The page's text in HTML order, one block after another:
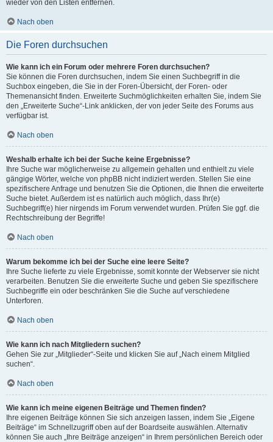
wieder von den Listen entfernen.
Nach oben
Die Foren durchsuchen
Wie kann ich ein Forum oder mehrere Foren durchsuchen?
Sie können die Foren durchsuchen, indem Sie einen Suchbegriff in die
Suchbox eingeben, die Sie in der Foren-Übersicht, der Foren- oder
Themenansicht finden. Erweiterte Suchmöglichkeiten erhalten Sie, indem Sie
den „Erweiterte Suche“-Link anklicken, der von jeder Seite des Forums aus
verfügbar ist.
Nach oben
Weshalb erhalte ich bei der Suche keine Ergebnisse?
Ihre Suche war möglicherweise zu allgemein gehalten und enthielt zu viele
gängige Wörter, welche von phpBB nicht indiziert werden. Stellen Sie eine
spezifischere Anfrage und benutzen Sie die Optionen, die Ihnen die erweiterte
Suche bietet. Außerdem ist es natürlich auch möglich, dass Ihr(e)
Suchbegriff(e) hier nirgends im Forum verwendet wurden. Prüfen Sie ggf. die
Rechtschreibung der Begriffe!
Nach oben
Warum bekomme ich bei der Suche eine leere Seite?
Ihre Suche lieferte zu viele Ergebnisse, somit konnte der Webserver sie nicht
verarbeiten. Benutzen Sie die erweiterte Suche und geben Sie spezifischere
Suchbegriffe ein oder beschränken Sie die Suche auf verschiedene
Unterforen.
Nach oben
Wie kann ich nach Mitgliedern suchen?
Gehen Sie zur „Mitglieder“-Seite und klicken Sie auf „Nach einem Mitglied
suchen“.
Nach oben
Wie kann ich meine eigenen Beiträge und Themen finden?
Ihre eigenen Beiträge können Sie sich anzeigen lassen, indem Sie „Eigene
Beiträge“ im Schnellzugriff oben auf der Boardseite auswählen. Alternativ
können Sie auch „Ihre Beiträge anzeigen“ in Ihrem persönlichen Bereich oder